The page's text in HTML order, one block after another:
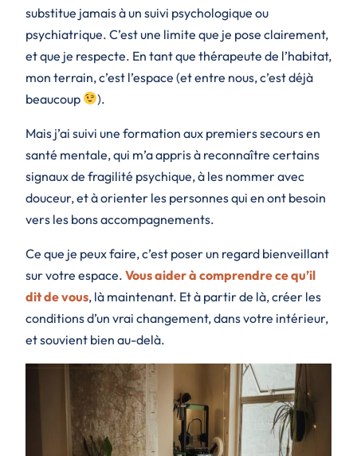
substitue jamais à un suivi psychologique ou
psychiatrique. C’est une limite que je pose clairement,
et que je respecte. En tant que thérapeute de l’habitat,
mon terrain, c’est l’espace (et entre nous, c’est déjà
beaucoup
).
Mais j’ai suivi une formation aux premiers secours en
santé mentale, qui m’a appris à reconnaître certains
signaux de fragilité psychique, à les nommer avec
douceur, et à orienter les personnes qui en ont besoin
vers les bons accompagnements.
Ce que je peux faire, c’est poser un regard bienveillant
sur votre espace. Vous aider à comprendre ce qu’il
dit de vous, là maintenant. Et à partir de là, créer les
conditions d’un vrai changement, dans votre intérieur,
et souvient bien au-delà.